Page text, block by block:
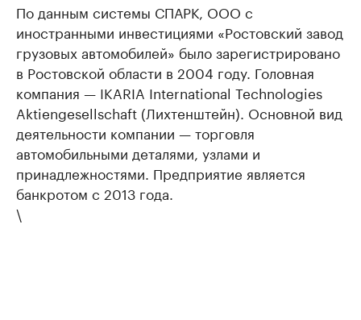
По данным системы СПАРК, ООО с
иностранными инвестициями «Ростовский завод
грузовых автомобилей» было зарегистрировано
в Ростовской области в 2004 году. Головная
компания — IKARIA International Technologies
Aktiengesellschaft (Лихтенштейн). Основной вид
деятельности компании — торговля
автомобильными деталями, узлами и
принадлежностями. Предприятие является
банкротом с 2013 года.
\